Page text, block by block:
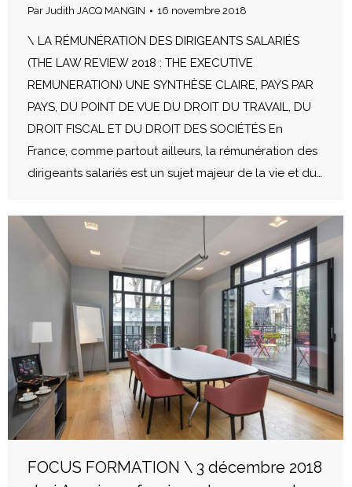
Par Judith JACQ MANGIN 16 novembre 2018
\ LA RÉMUNÉRATION DES DIRIGEANTS SALARIÉS
(THE LAW REVIEW 2018 : THE EXECUTIVE
REMUNERATION) UNE SYNTHÈSE CLAIRE, PAYS PAR
PAYS, DU POINT DE VUE DU DROIT DU TRAVAIL, DU
DROIT FISCAL ET DU DROIT DES SOCIÉTÉS En
France, comme partout ailleurs, la rémunération des
dirigeants salariés est un sujet majeur de la vie et du…
FOCUS FORMATION \ 3 décembre 2018